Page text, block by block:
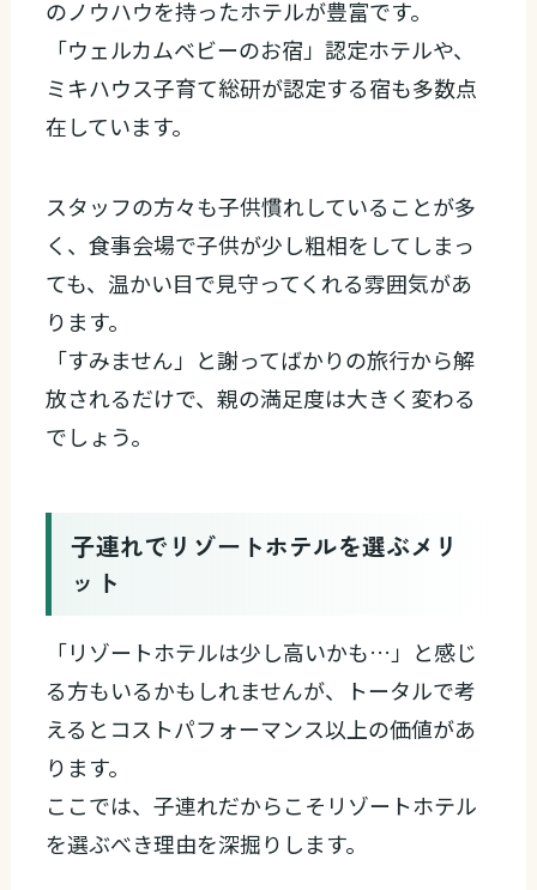
のノウハウを持ったホテルが豊富です。
「ウェルカムベビーのお宿」認定ホテルや、
ミキハウス子育て総研が認定する宿も多数点
在しています。
スタッフの方々も子供慣れしていることが多
く、食事会場で子供が少し粗相をしてしまっ
ても、温かい目で見守ってくれる雰囲気があ
ります。
「すみません」と謝ってばかりの旅行から解
放されるだけで、親の満足度は大きく変わる
でしょう。
子連れでリゾートホテルを選ぶメリ
ット
「リゾートホテルは少し高いかも…」と感じ
る方もいるかもしれませんが、トータルで考
えるとコストパフォーマンス以上の価値があ
ります。
ここでは、子連れだからこそリゾートホテル
を選ぶべき理由を深掘りします。